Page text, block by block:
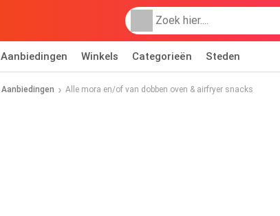
Aanbiedingen Winkels Categorieën Steden
Aanbiedingen Alle mora en/of van dobben oven & airfryer snacks